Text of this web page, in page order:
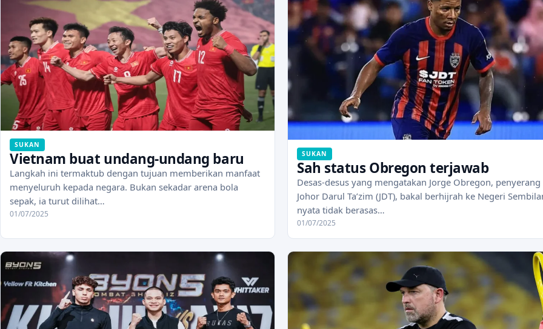
SUKAN
Vietnam buat undang-undang baru
Langkah ini termaktub dengan tujuan memberikan manfaat
menyeluruh kepada negara. Bukan sekadar arena bola
sepak, ia turut dilihat…
01/07/2025
SUKAN
Sah status Obregon terjawab
Desas-desus yang mengatakan Jorge Obregon, penyerang
Johor Darul Ta’zim (JDT), bakal berhijrah ke Negeri
nyata tidak berasas…
01/07/2025